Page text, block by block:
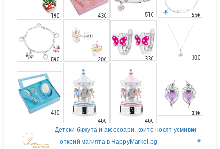
19€ 43€ 51€ 55€
59€ 20€ 33€ 30€
43€
46€
46€
33€
Детски бижута и аксесоари, които носят усмивки
– открий магията в HappyMarket.bg